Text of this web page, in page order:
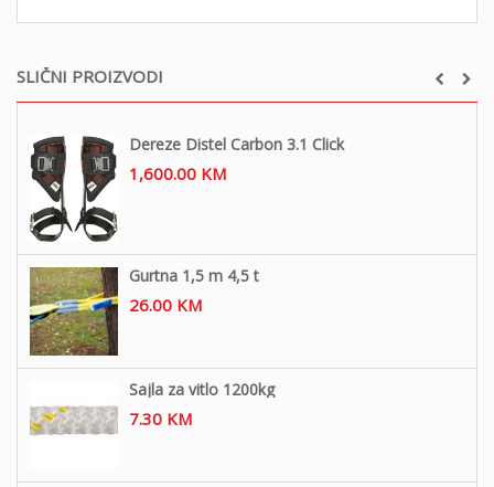
SLIČNI PROIZVODI
Dereze Distel Carbon 3.1 Click
1,600.00 KM
Gurtna 1,5 m 4,5 t
26.00 KM
Sajla za vitlo 1200kg
7.30 KM